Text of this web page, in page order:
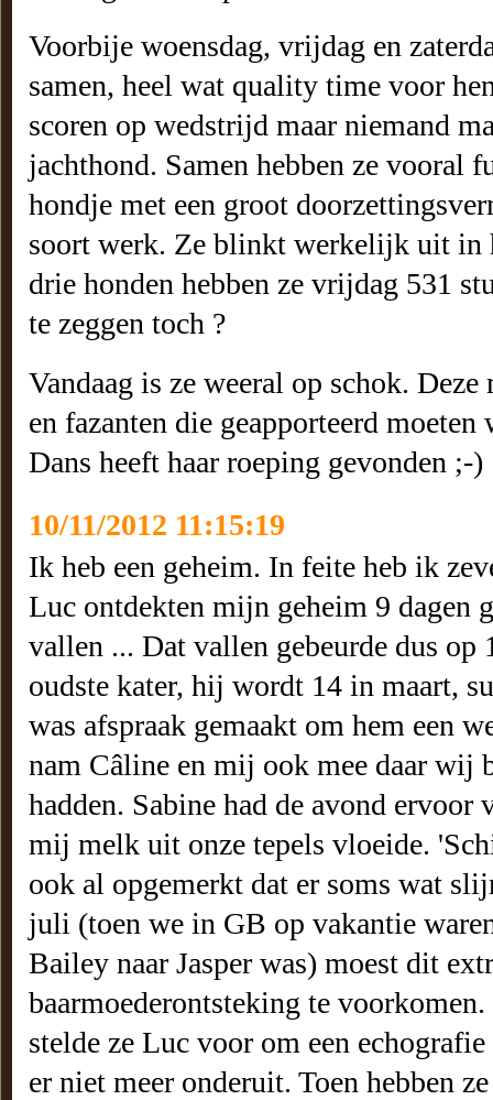
Voorbije woensdag, vrijdag en
samen, heel wat quality time voor
scoren op wedstrijd maar niemand
jachthond. Samen hebben ze vooral
hondje met een groot
soort werk. Ze blinkt werkelijk uit in
drie honden hebben ze vrijdag 531
te zeggen toch ?
Vandaag is ze weeral op schok.
en fazanten die geapporteerd
Dans heeft haar roeping gevonden ;-)
10/11/2012 11:15:19
Ik heb een geheim. In feite heb ik
Luc ontdekten mijn geheim 9 dagen
vallen ... Dat vallen gebeurde dus
oudste kater, hij wordt 14 in maart,
was afspraak gemaakt om hem een
nam Câline en mij ook mee daar wij
hadden. Sabine had de avond
mij melk uit onze tepels vloeide.
ook al opgemerkt dat er soms wat
juli (toen we in GB op vakantie
Bailey naar Jasper was) moest dit
baarmoederontsteking te
stelde ze Luc voor om een
er niet meer onderuit. Toen hebben